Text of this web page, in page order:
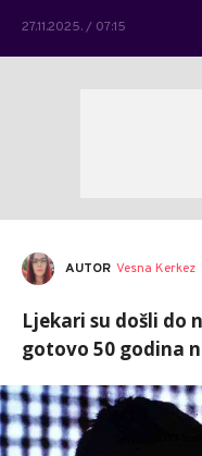
27.11.2025. / 07:15
AUTOR Vesna Kerkez
Ljekari su došli do
gotovo 50 godina